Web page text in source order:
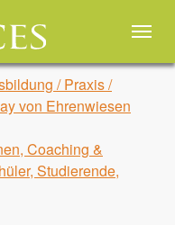
/ Praxis /
von Ehrenwiesen
Coaching &
Studierende,